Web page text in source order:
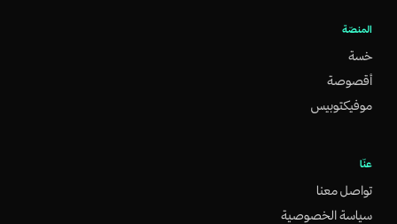
المنصّة
خسة
أقصوصة
موفيكتوبيس
عنّا
تواصل معنا
سياسة الخصوصية